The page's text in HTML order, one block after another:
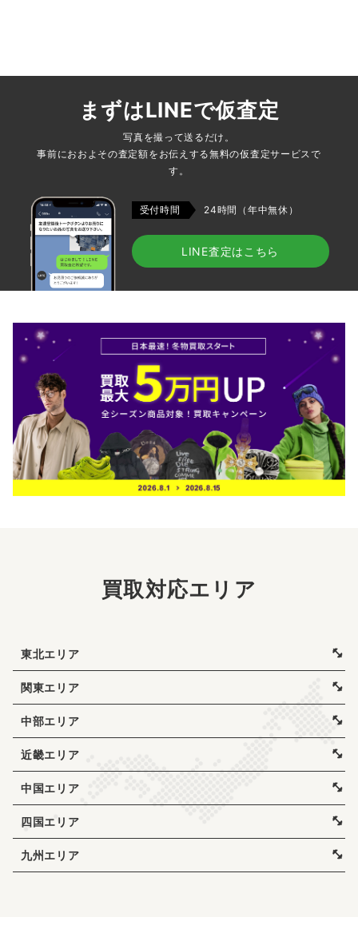
まずはLINEで仮査定
写真を撮って送るだけ。
事前におおよその査定額をお伝えする無料の仮査定サービスで
す。
受付時間 24時間（年中無休）
LINE査定はこちら
買取対応エリア
東北エリア
関東エリア
中部エリア
近畿エリア
中国エリア
四国エリア
九州エリア